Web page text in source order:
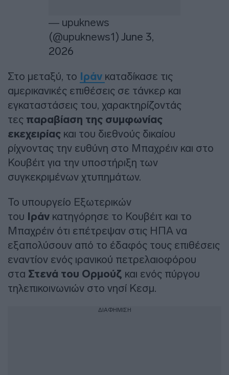
— upuknews
(@upuknews1) June 3,
2026
Στο μεταξύ, το Ιράν καταδίκασε τις
αμερικανικές επιθέσεις σε τάνκερ και
εγκαταστάσεις του, χαρακτηρίζοντάς
τες παραβίαση της συμφωνίας
εκεχειρίας και του διεθνούς δικαίου
ρίχνοντας την ευθύνη στο Μπαχρέιν και στο
Κουβέιτ για την υποστήριξη των
συγκεκριμένων χτυπημάτων.
Το υπουργείο Εξωτερικών
του
Ιράν κατηγόρησε το Κουβέιτ και το
Μπαχρέιν ότι επέτρεψαν στις ΗΠΑ να
εξαπολύσουν από το έδαφός τους επιθέσεις
εναντίον ενός ιρανικού πετρελαιοφόρου
στα Στενά του Ορμούζ και ενός πύργου
τηλεπικοινωνιών στο νησί Κεσμ.
ΔΙΑΦΗΜΙΣΗ